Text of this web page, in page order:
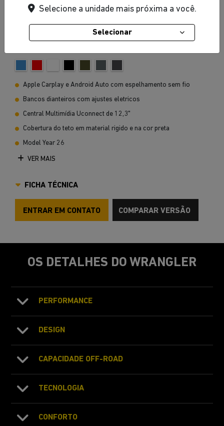
Apple Carplay e Android Auto com espelhamento sem fio
Bancos dianteiros com ajustes eletricos
Central Multimídia Uconnect de 12,3"
Cobertura do teto em material rigido e na cor preta
Model Year 26
VER MAIS
FICHA TÉCNICA
ENTRAR EM CONTATO COMPARAR VERSÃO
OS DETALHES DO WRANGLER
PERFORMANCE
DESIGN
CAPACIDADE OFF-ROAD
TECNOLOGIA
CONFORTO
Selecione a unidade mais próxima a você.
Selecionar